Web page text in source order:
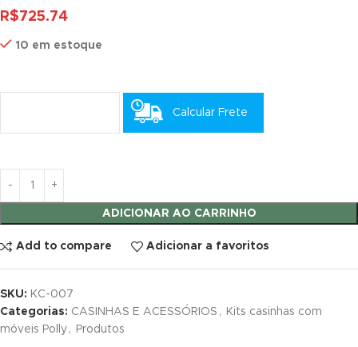
panel
panel
panel
panel
R$725.74
10 em estoque
Calcular Frete
ADICIONAR AO CARRINHO
Add to compare Adicionar a favoritos
SKU: KC-007
Categorias: CASINHAS E ACESSÓRIOS ,
Kits casinhas com
móveis Polly , Produtos